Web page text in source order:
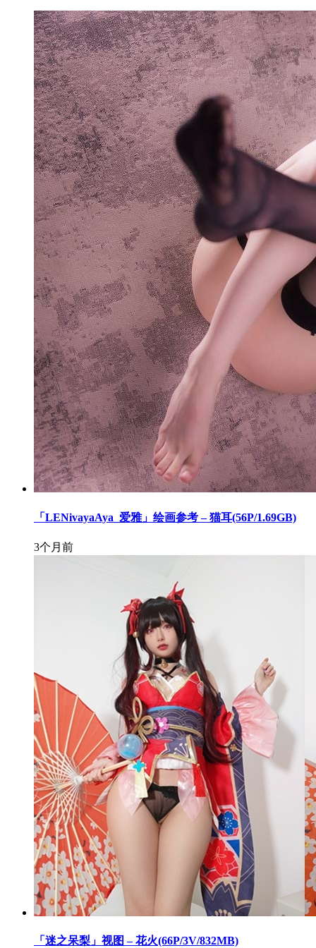
「LENivayaAya_爱雅」绘画参考 – 猫耳(56P/1.69GB)
3个月前
「迷之呆梨」视图 – 花火(66P/3V/832MB)